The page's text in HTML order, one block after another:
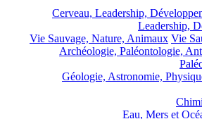
Cerveau, Leadership,
Leadership,
Vie Sauvage, Nature, Animaux Vie
Archéologie, Paléontologie,
Géologie, Astronomie,
Eau, Mers et